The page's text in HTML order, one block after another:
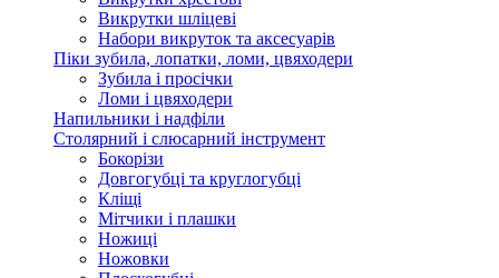
Викрутки шліцеві
Набори викруток та аксесуарів
Піки зубила, лопатки, ломи, цвяходери
Зубила і просічки
Ломи і цвяходери
Напильники і надфіли
Столярний і слюсарний інструмент
Бокорізи
Довгогубці та круглогубці
Кліщі
Мітчики і плашки
Ножиці
Ножовки